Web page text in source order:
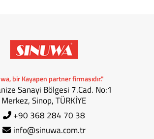
bir Kayapen partner firmasıdır."
Sanayi Bölgesi 7.Cad. No:1
Merkez, Sinop, TÜRKİYE
+90 368 284 70 38
info@sinuwa.com.tr